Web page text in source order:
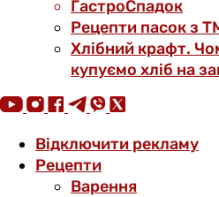
ГастроСпадок
Рецепти пасок з
Хлібний крафт.
купуємо хліб на
Відключити рекламу
Рецепти
Варення